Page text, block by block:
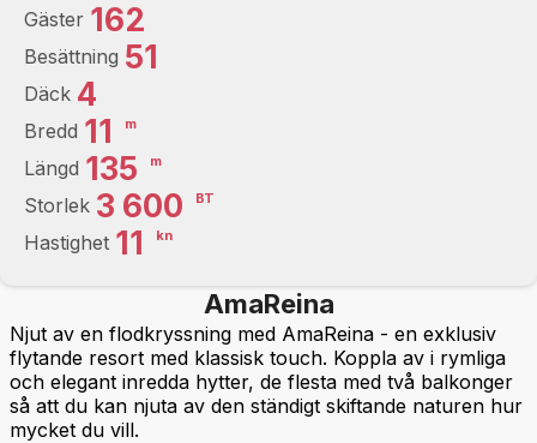
Gäster 162
Besättning 51
Däck 4
Bredd 11 m
Längd 135 m
Storlek 3 600 BT
Hastighet 11 kn
AmaReina
Njut av en flodkryssning med AmaReina - en exklusiv
flytande resort med klassisk touch. Koppla av i rymliga
och elegant inredda hytter, de flesta med två balkonger
så att du kan njuta av den ständigt skiftande naturen hur
mycket du vill.